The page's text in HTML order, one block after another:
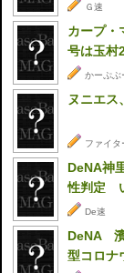
Ｇ速
カープ・
号は玉村
かーぷ
ヌニエス
ファイタ
DeNA神
性判定
De速
DeNA 濱
型コロナ